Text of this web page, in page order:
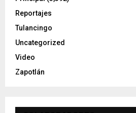
Reportajes
Tulancingo
Uncategorized
Video
Zapotlán